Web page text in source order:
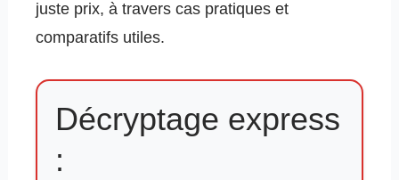
juste prix, à travers cas pratiques et
comparatifs utiles.
Décryptage express
: